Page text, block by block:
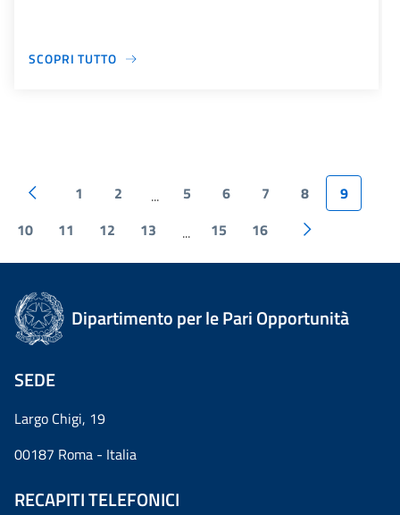
SCOPRI TUTTO
1 2 ... 5 6 7 8
9
10
11 12 13 ... 15 16
Dipartimento per le Pari Opportunità
SEDE
Largo Chigi, 19
00187 Roma - Italia
RECAPITI TELEFONICI